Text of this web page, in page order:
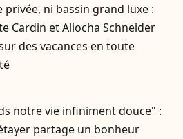
privée, ni bassin grand luxe :
Cardin et Aliocha Schneider
des vacances en toute
notre vie infiniment douce" :
partage un bonheur